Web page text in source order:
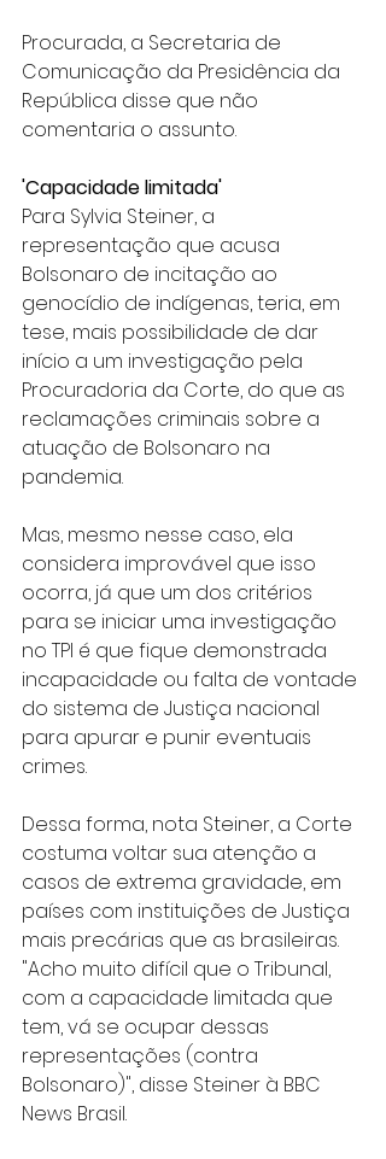
Procurada, a Secretaria de
Comunicação da Presidência da
República disse que não
comentaria o assunto.
'Capacidade limitada'
Para Sylvia Steiner, a
representação que acusa
Bolsonaro de incitação ao
genocídio de indígenas, teria, em
tese, mais possibilidade de dar
início a um investigação pela
Procuradoria da Corte, do que as
reclamações criminais sobre a
atuação de Bolsonaro na
pandemia.
Mas, mesmo nesse caso, ela
considera improvável que isso
ocorra, já que um dos critérios
para se iniciar uma investigação
no TPI é que fique demonstrada
incapacidade ou falta de vontade
do sistema de Justiça nacional
para apurar e punir eventuais
crimes.
Dessa forma, nota Steiner, a Corte
costuma voltar sua atenção a
casos de extrema gravidade, em
países com instituições de Justiça
mais precárias que as brasileiras.
"Acho muito difícil que o Tribunal,
com a capacidade limitada que
tem, vá se ocupar dessas
representações (contra
Bolsonaro)", disse Steiner à BBC
News Brasil.